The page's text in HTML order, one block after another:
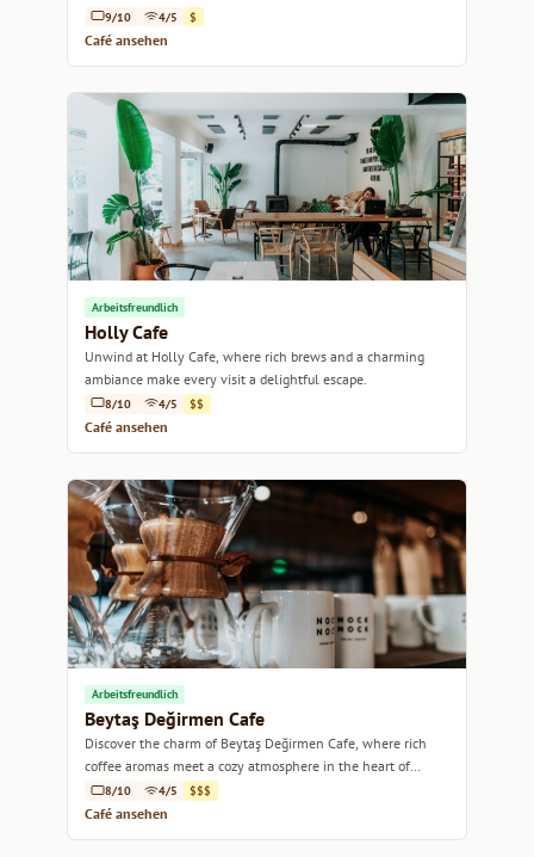
9/10 4/5 $
Café ansehen
Arbeitsfreundlich
Holly Cafe
Unwind at Holly Cafe, where rich brews and a charming
ambiance make every visit a delightful escape.
8/10 4/5 $$
Café ansehen
Arbeitsfreundlich
Beytaş Değirmen Cafe
Discover the charm of Beytaş Değirmen Cafe, where rich
coffee aromas meet a cozy atmosphere in the heart of
Istanbul.
8/10 4/5 $$$
Café ansehen